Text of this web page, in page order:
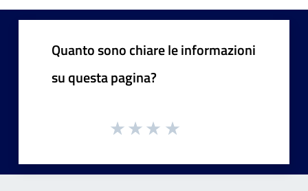
Quanto sono chiare le informazioni
su questa pagina?